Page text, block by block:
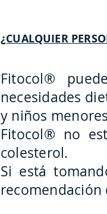
¿CUALQUIER
Fitocol®
necesidades
y niños
Fitocol® no
colesterol.
Si está